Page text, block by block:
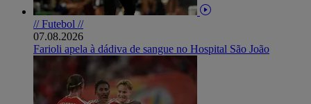
// Futebol //
07.08.2026
Farioli apela à dádiva de sangue no Hospital São João